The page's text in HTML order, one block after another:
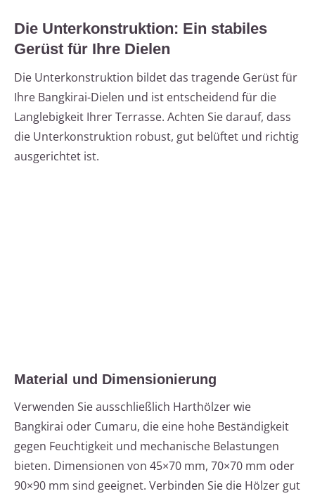
Die Unterkonstruktion: Ein stabiles
Gerüst für Ihre Dielen
Die Unterkonstruktion bildet das tragende Gerüst für
Ihre Bangkirai-Dielen und ist entscheidend für die
Langlebigkeit Ihrer Terrasse. Achten Sie darauf, dass
die Unterkonstruktion robust, gut belüftet und richtig
ausgerichtet ist.
Material und Dimensionierung
Verwenden Sie ausschließlich Harthölzer wie
Bangkirai oder Cumaru, die eine hohe Beständigkeit
gegen Feuchtigkeit und mechanische Belastungen
bieten. Dimensionen von 45×70 mm, 70×70 mm oder
90×90 mm sind geeignet. Verbinden Sie die Hölzer gut